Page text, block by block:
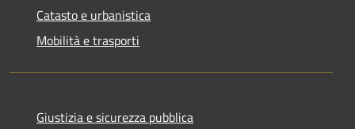
Catasto e urbanistica
Mobilità e trasporti
Giustizia e sicurezza pubblica